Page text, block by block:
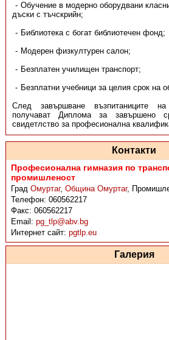
Обучение в модерно оборудвани
дъски с тъчскрийн;
Библиотека с богат библиотечен фонд;
Модерен физкултурен салон;
Безплатен училищен транспорт;
Безплатни учебници за целия срок на
След завършване възпитаниците на
получават Диплома за завършено
свидетлство за професионална
Контакти
Професионална гимназия по
промишленост
ГрадОмуртаг,Община Омуртаг,
Телефон:060562217
Факс:060562217
Email:pg_tlp@abv.bg
Интернет сайт:pgtlp.eu
Галерия